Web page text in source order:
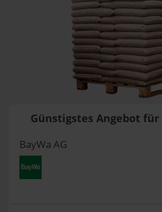
Günstigstes Angebot für
BayWa AG